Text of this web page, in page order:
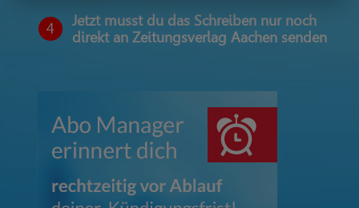
4
Jetzt musst du das Schreiben nur noch
direkt an Zeitungsverlag Aachen senden